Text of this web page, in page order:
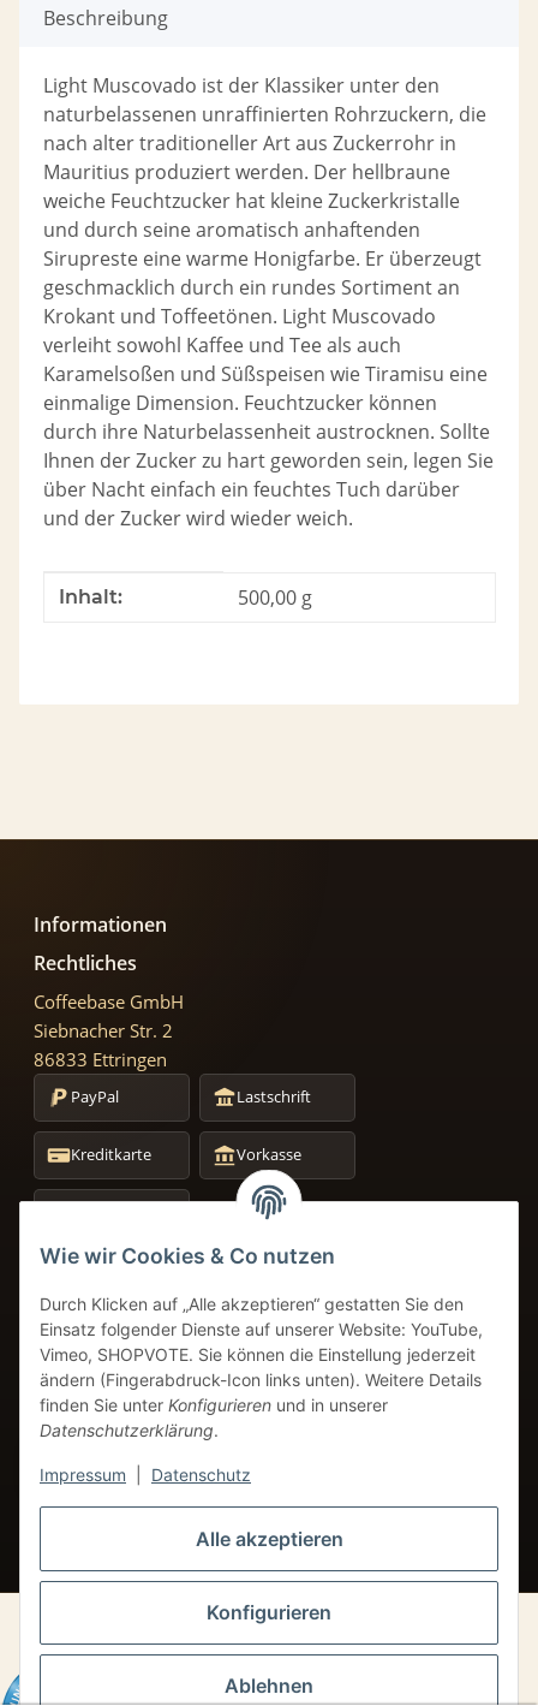
Alle akzeptieren
Konfigurieren
Ablehnen
Wie wir Cookies & Co nutzen
Durch Klicken auf „Alle akzeptieren“ gestatten Sie den
Einsatz folgender Dienste auf unserer Website: YouTube,
Vimeo, SHOPVOTE. Sie können die Einstellung jederzeit
ändern (Fingerabdruck-Icon links unten). Weitere Details
finden Sie unter Konfigurieren und in unserer
Datenschutzerklärung.
Impressum Datenschutz
Beschreibung
Light Muscovado ist der Klassiker unter den
naturbelassenen unraffinierten Rohrzuckern, die
nach alter traditioneller Art aus Zuckerrohr in
Mauritius produziert werden. Der hellbraune
weiche Feuchtzucker hat kleine Zuckerkristalle
und durch seine aromatisch anhaftenden
Sirupreste eine warme Honigfarbe. Er überzeugt
geschmacklich durch ein rundes Sortiment an
Krokant und Toffeetönen. Light Muscovado
verleiht sowohl Kaffee und Tee als auch
Karamelsoßen und Süßspeisen wie Tiramisu eine
einmalige Dimension. Feuchtzucker können
durch ihre Naturbelassenheit austrocknen. Sollte
Ihnen der Zucker zu hart geworden sein, legen Sie
über Nacht einfach ein feuchtes Tuch darüber
und der Zucker wird wieder weich.
Produkteigenschaft
Wert
Inhalt: 500,00 g
Informationen
Rechtliches
Coffeebase GmbH
Siebnacher Str. 2
86833 Ettringen
PayPal Lastschrift
Kreditkarte Vorkasse
+49 8249 9691934
info@coffeebase-gmbh.de
24h Verfügbarkeit
© Coffebase GmbH